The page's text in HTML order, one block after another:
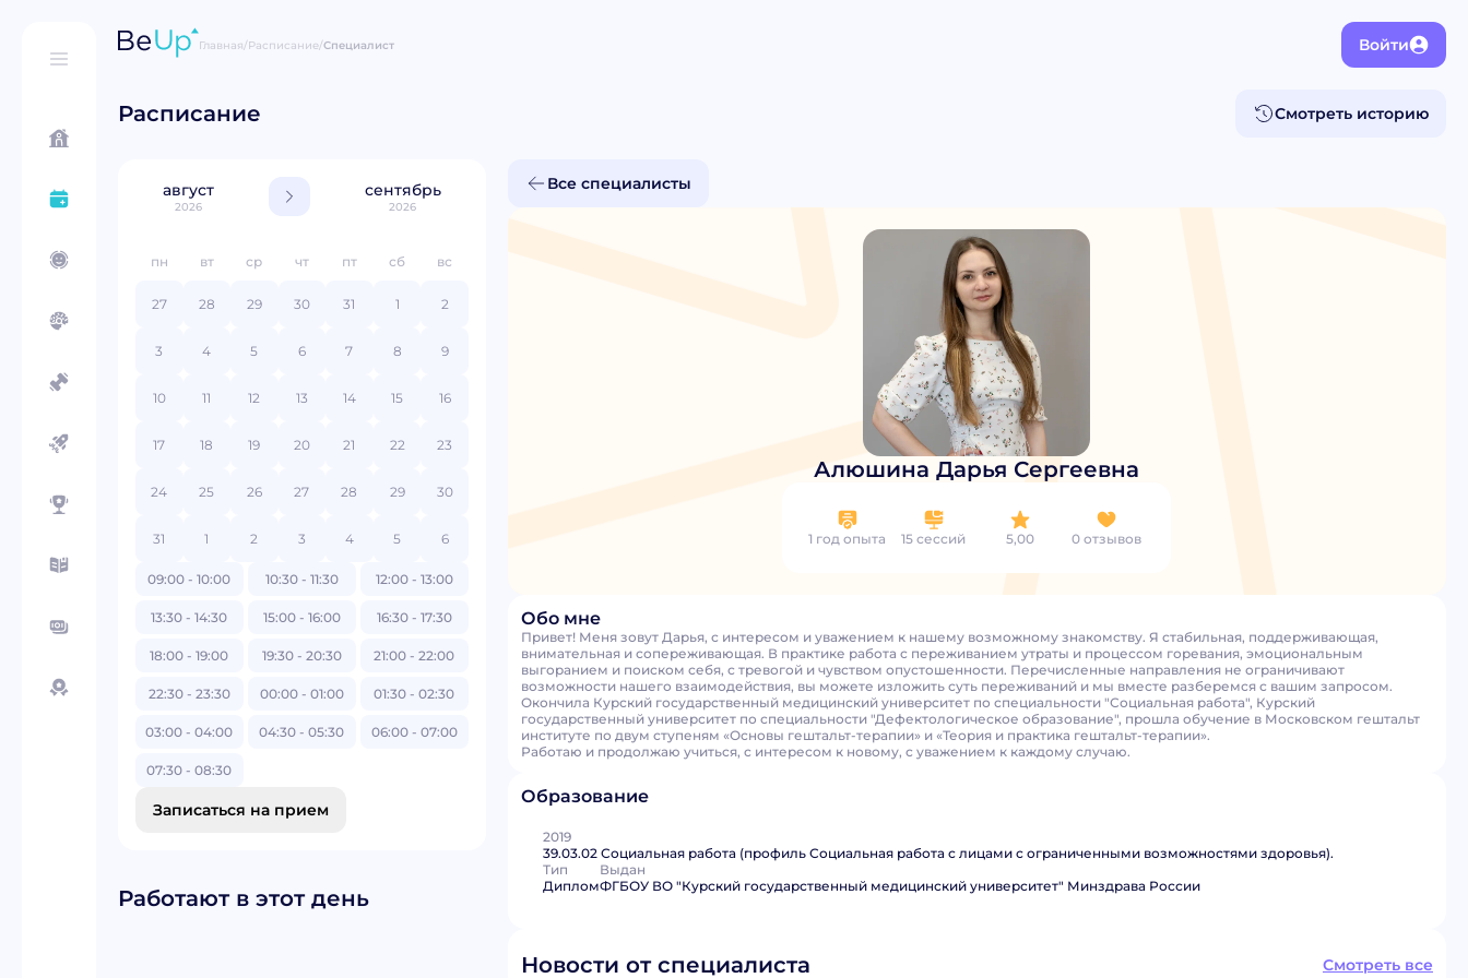
Главная/Расписание/Специалист Войти
Расписание Смотреть историю
август
2026
сентябрь
2026
пн вт ср чт пт сб вс
27 28 29 30 31 1 2
3 4 5 6 7 8 9
10 11 12 13 14 15 16
17 18 19 20 21 22 23
24 25 26 27 28 29 30
31 1 2 3 4 5 6
09:00 - 10:00 10:30 - 11:30 12:00 - 13:00
13:30 - 14:30 15:00 - 16:00 16:30 - 17:30
18:00 - 19:00 19:30 - 20:30 21:00 - 22:00
22:30 - 23:30 00:00 - 01:00 01:30 - 02:30
03:00 - 04:00 04:30 - 05:30 06:00 - 07:00
07:30 - 08:30
Записаться на прием
Работают в этот день
Все специалисты
Алюшина Дарья Сергеевна
1 год опыта 15 сессий 5,00 0 отзывов
Обо мне
Привет! Меня зовут Дарья, с интересом и уважением к нашему возможному знакомству. Я стабильная, поддерживающая,
внимательная и сопереживающая. В практике работа с переживанием утраты и процессом горевания, эмоциональным
выгоранием и поиском себя, с тревогой и чувством опустошенности. Перечисленные направления не ограничивают
возможности нашего взаимодействия, вы можете изложить суть переживаний и мы вместе разберемся с вашим запросом.
Окончила Курский государственный медицинский университет по специальности "Социальная работа", Курский
государственный университет по специальности "Дефектологическое образование", прошла обучение в Московском гештальт
институте по двум ступеням «Основы гештальт-терапии» и «Теория и практика гештальт-терапии».
Работаю и продолжаю учиться, с интересом к новому, с уважением к каждому случаю.
Образование
2019
39.03.02 Социальная работа (профиль Социальная работа с лицами с ограниченными возможностями здоровья).
Тип
Диплом
Выдан
ФГБОУ ВО "Курский государственный медицинский университет" Минздрава России
Новости от специалиста Смотреть все